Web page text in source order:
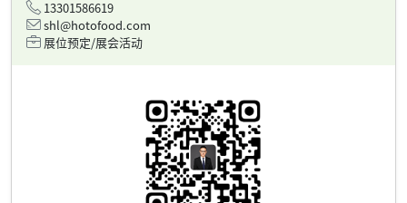
13301586619
shl@hotofood.com
展位预定/展会活动